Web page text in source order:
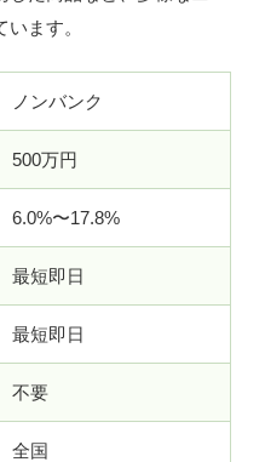
ます。
ノンバンク
500万円
6.0%〜17.8%
最短即日
最短即日
不要
全国